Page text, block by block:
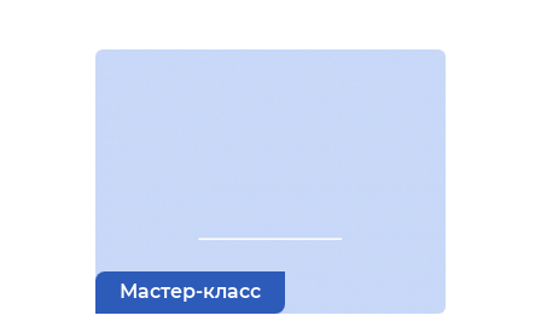
Мастер-класс